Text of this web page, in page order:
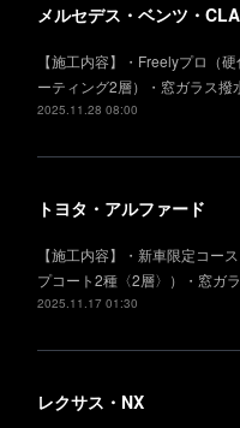
メルセデス・ベンツ・
【施工内容】・Freelyプロ（
ーティング2層）・窓ガラス
2025.11.28 08:00
トヨタ・アルファード
【施工内容】・新車限定コー
プコート2種〈2層〉）・窓ガ
2025.11.17 01:30
レクサス・NX